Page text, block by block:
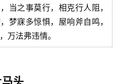
当之事莫行，相克行人阻，
梦寐多惊惧，屋响斧自鸣，
万法弗违情。
头